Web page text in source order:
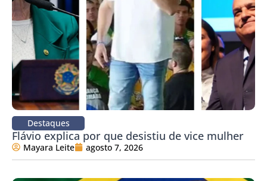
Destaques
Flávio explica por que desistiu de vice mulher
Mayara Leite agosto 7, 2026